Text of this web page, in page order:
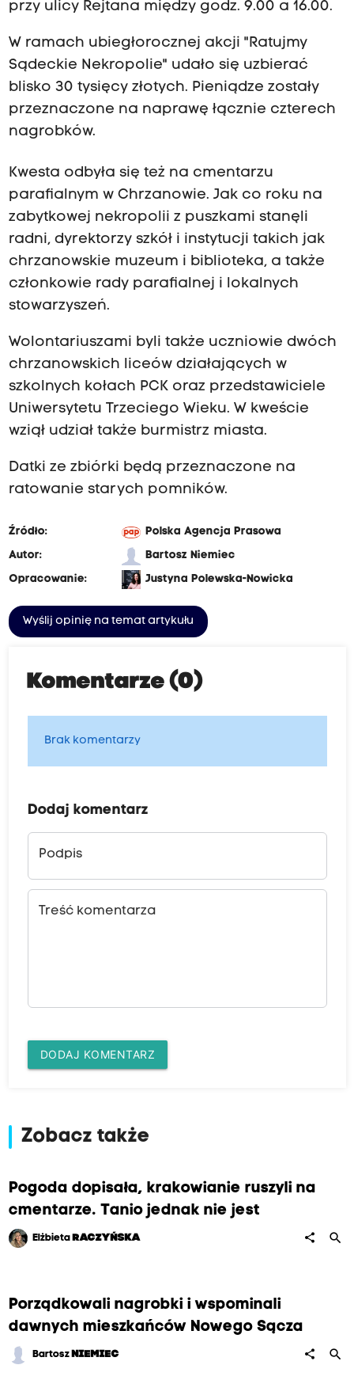
przy ulicy Rejtana między godz. 9.00 a 16.00.
W ramach ubiegłorocznej akcji "Ratujmy
Sądeckie Nekropolie" udało się uzbierać
blisko 30 tysięcy złotych. Pieniądze zostały
przeznaczone na naprawę łącznie czterech
nagrobków.
Kwesta odbyła się też na cmentarzu
parafialnym w Chrzanowie. Jak co roku na
zabytkowej nekropolii z puszkami stanęli
radni, dyrektorzy szkół i instytucji takich jak
chrzanowskie muzeum i biblioteka, a także
członkowie rady parafialnej i lokalnych
stowarzyszeń.
Wolontariuszami byli także uczniowie dwóch
chrzanowskich liceów działających w
szkolnych kołach PCK oraz przedstawiciele
Uniwersytetu Trzeciego Wieku. W kweście
wziął udział także burmistrz miasta.
Datki ze zbiórki będą przeznaczone na
ratowanie starych pomników.
Źródło:
Polska Agencja Prasowa
Autor:
Bartosz Niemiec
Opracowanie:
Justyna Polewska-Nowicka
Wyślij opinię na temat artykułu
Komentarze (0)
Brak komentarzy
Dodaj komentarz
Podpis
Treść komentarza
DODAJ KOMENTARZ
Zobacz także
Pogoda dopisała, krakowianie ruszyli na
cmentarze. Tanio jednak nie jest
Elżbieta RACZYŃSKA share search
Porządkowali nagrobki i wspominali
dawnych mieszkańców Nowego Sącza
Bartosz NIEMIEC share search